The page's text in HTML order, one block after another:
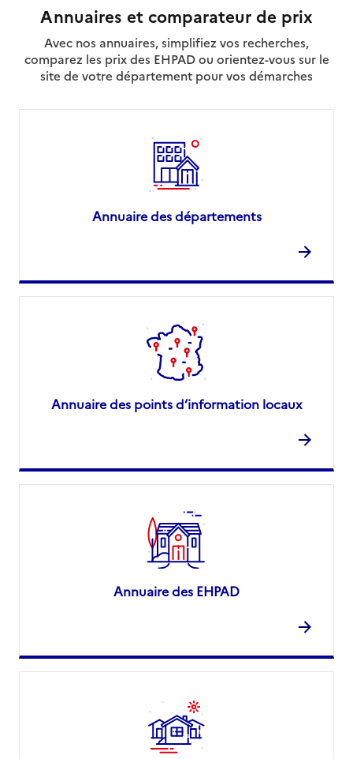
Annuaires et comparateur de prix
Avec nos annuaires, simplifiez vos recherches,
comparez les prix des EHPAD ou orientez-vous sur le
site de votre département pour vos démarches
Annuaire des départements
Annuaire des points d’information locaux
Annuaire des EHPAD